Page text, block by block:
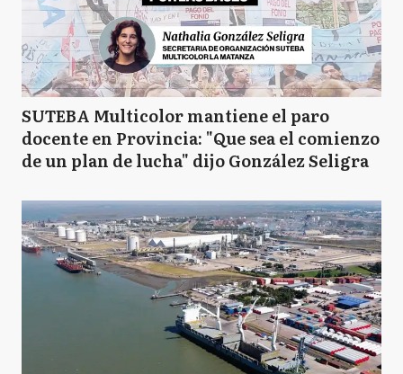
SUTEBA Multicolor mantiene el paro
docente en Provincia: "Que sea el comienzo
de un plan de lucha" dijo González Seligra